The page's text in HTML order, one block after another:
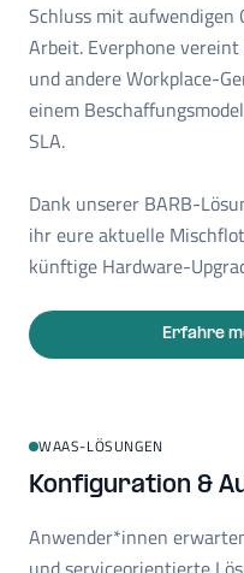
Schluss mit aufwendigen
Arbeit. Everphone vereint
und andere Workplace-
einem
SLA.
Dank unserer BARB-
ihr eure aktuelle
künftige Hardware-
Erfahre
WAAS-LÖSUNGEN
Konfiguration &
Anwender*innen